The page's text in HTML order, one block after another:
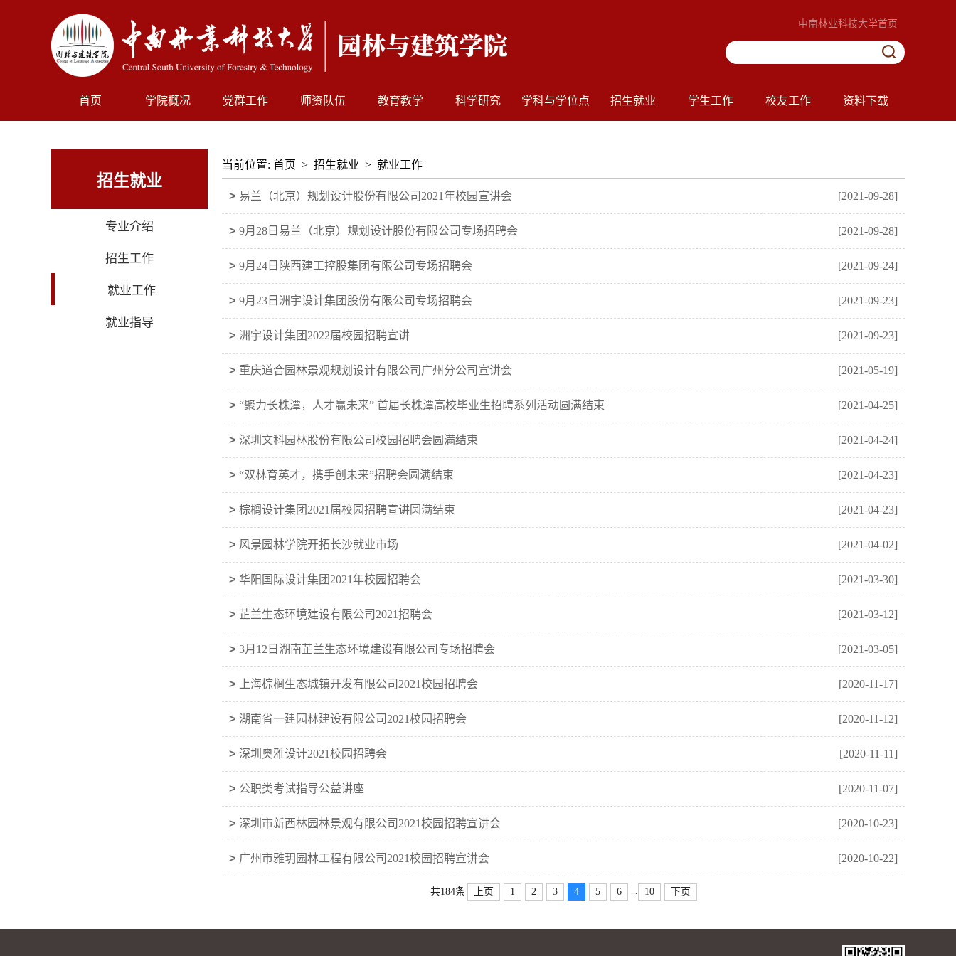
中南林业科技大学首页
首页 学院概况 党群工作 师资队伍 教育教学 科学研究 学科与学位点 招生就业 学生工作 校友工作 资料下载
招生就业
专业介绍
招生工作
就业工作
就业指导
当前位置: 首页 > 招生就业 > 就业工作
> 易兰（北京）规划设计股份有限公司2021年校园宣讲会 [2021-09-28]
> 9月28日易兰（北京）规划设计股份有限公司专场招聘会 [2021-09-28]
> 9月24日陕西建工控股集团有限公司专场招聘会 [2021-09-24]
> 9月23日洲宇设计集团股份有限公司专场招聘会 [2021-09-23]
> 洲宇设计集团2022届校园招聘宣讲 [2021-09-23]
> 重庆道合园林景观规划设计有限公司广州分公司宣讲会 [2021-05-19]
> “聚力长株潭，人才赢未来” 首届长株潭高校毕业生招聘系列活动圆满结束 [2021-04-25]
> 深圳文科园林股份有限公司校园招聘会圆满结束 [2021-04-24]
> “双林育英才，携手创未来”招聘会圆满结束 [2021-04-23]
> 棕榈设计集团2021届校园招聘宣讲圆满结束 [2021-04-23]
> 风景园林学院开拓长沙就业市场 [2021-04-02]
> 华阳国际设计集团2021年校园招聘会 [2021-03-30]
> 芷兰生态环境建设有限公司2021招聘会 [2021-03-12]
> 3月12日湖南芷兰生态环境建设有限公司专场招聘会 [2021-03-05]
> 上海棕榈生态城镇开发有限公司2021校园招聘会 [2020-11-17]
> 湖南省一建园林建设有限公司2021校园招聘会 [2020-11-12]
> 深圳奥雅设计2021校园招聘会 [2020-11-11]
> 公职类考试指导公益讲座 [2020-11-07]
> 深圳市新西林园林景观有限公司2021校园招聘宣讲会 [2020-10-23]
> 广州市雅玥园林工程有限公司2021校园招聘宣讲会 [2020-10-22]
共184条 上页 1 2 3 4 5 6 10 下页